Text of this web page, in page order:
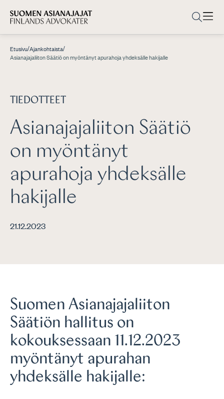
Etusivu/Ajankohtaista/
Asianajajaliiton Säätiö on myöntänyt apurahoja yhdeksälle hakijalle
TIEDOTTEET
Asianajajaliiton Säätiö
on myöntänyt
apurahoja yhdeksälle
hakijalle
21.12.2023
Suomen Asianajajaliiton
Säätiön hallitus on
kokouksessaan 11.12.2023
myöntänyt apurahan
yhdeksälle hakijalle: